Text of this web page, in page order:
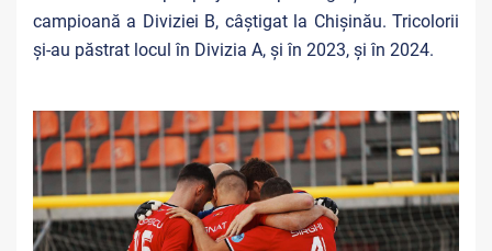
campioană a Diviziei B, câștigat la Chișinău. Tricolorii
și-au păstrat locul în Divizia A, și în 2023, și în 2024.